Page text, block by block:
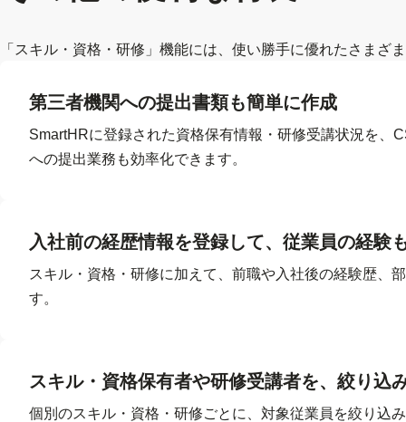
「スキル・資格・研修」機能には、使い勝手に優れたさまざ
第三者機関への提出書類も簡単に作成
SmartHRに登録された資格保有情報・研修受講状況を、
への提出業務も効率化できます。
入社前の経歴情報を登録して、従業員の経験
スキル・資格・研修に加えて、前職や入社後の経験歴、
す。
スキル・資格保有者や研修受講者を、絞り込
個別のスキル・資格・研修ごとに、対象従業員を絞り込